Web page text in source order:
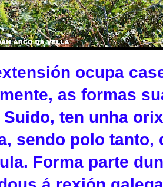
ocupa
as formas
ten unha
sendo polo
Forma parte